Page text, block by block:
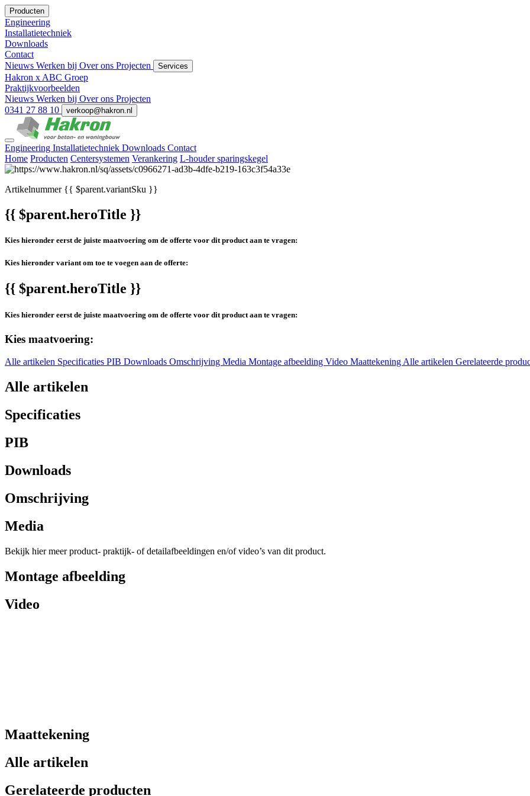
Producten
Engineering
Installatietechniek
Downloads
Contact
Nieuws Werken bij Over ons Projecten Services
Hakron x ABC Groep
Praktijkvoorbeelden
Nieuws Werken bij Over ons Projecten
0341 27 88 10
verkoop@hakron.nl
Engineering Installatietechniek Downloads Contact
Home Producten Centersystemen Verankering L-houder sparingskegel
Artikelnummer{{ $parent.variantSku }}
{{ $parent.heroTitle }}
Kies hieronder eerst de juiste maatvoering om de offerte voor dit product aan te vragen:
Kies hieronder variant om toe te voegen aan de offerte:
{{ $parent.heroTitle }}
Kies hieronder eerst de juiste maatvoering om de offerte voor dit product aan te vragen:
Kies maatvoering:
Alle artikelen Specificaties PIB Downloads Omschrijving Media Montage afbeelding Video MaattekeningAlle artikelen Gerelateerde
Alle artikelen
Specificaties
PIB
Downloads
Omschrijving
Media
Bekijk hier meer product- praktijk- of detailafbeeldingen en/of video’s van dit product.
Montage afbeelding
Video
Maattekening
Alle artikelen
Gerelateerde producten